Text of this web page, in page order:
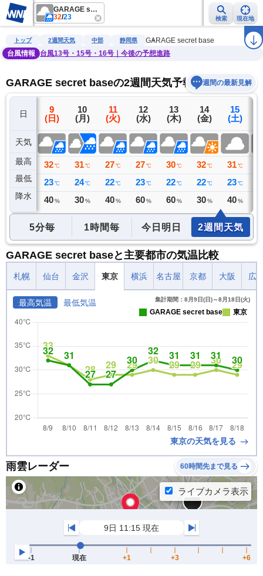
GARAGE secret base
32/23 検索 現在地
雨雲レーダー 台風情報 地震情報 警報・注意報 2週間天気 ラ
トップ 2週間天気 中部 静岡県
GARAGE secret base
台風情報
台風13号・15号・16号｜今後の予想進路
GARAGE secret baseの2週間天気予報 週間の最新見解
日
天気
最高
最低
降水
8
(土)
33 ℃
24 ℃
0 ミリ
9
(日)
32 ℃
23 ℃
40 %
10
(月)
31 ℃
24 ℃
30 %
11
(火)
27 ℃
22 ℃
40 %
12
(水)
27 ℃
23 ℃
60 %
13
(木)
30 ℃
22 ℃
60 %
14
(金)
32 ℃
22 ℃
30 %
15
(土)
31 ℃
23 ℃
40 %
5分毎 1時間毎 今日明日 2週間天気
GARAGE secret baseと主要都市の気温比較
札幌 仙台 金沢 東京 横浜 名古屋 京都 大阪 広
最高気温 最低気温 集計期間：8月9日(日)～8月18日(火)
GARAGE secret base 東京
東京の天気を見る
雨雲レーダー 60時間先まで見る